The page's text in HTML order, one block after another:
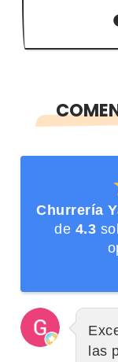
Churrería
de 4.3
las